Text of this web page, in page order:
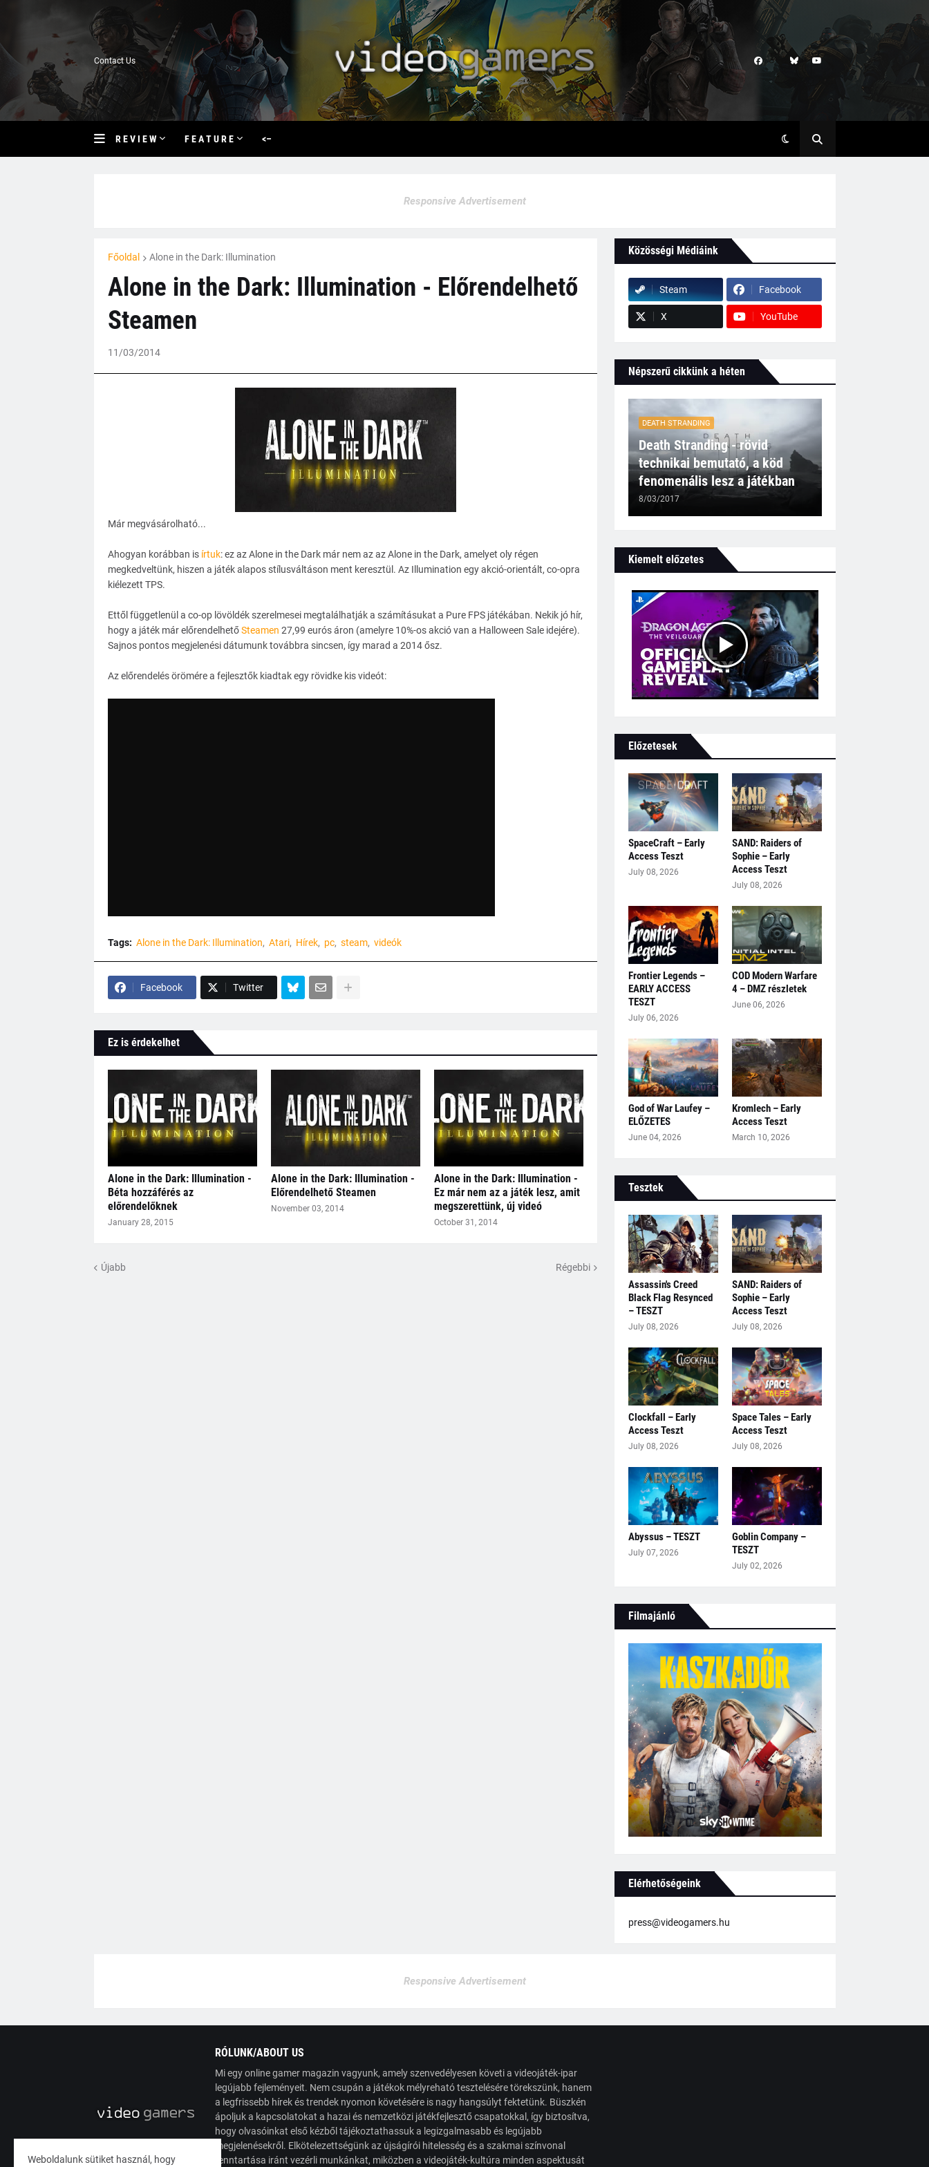
Contact Us
R E V I E W F E A T U R E <–
Responsive Advertisement
Főoldal Alone in the Dark: Illumination
Alone in the Dark: Illumination - Előrendelhető
Steamen
11/03/2014
Már megvásárolható...
Ahogyan korábban is írtuk: ez az Alone in the Dark már nem az az Alone in the Dark, amelyet oly régen
megkedveltünk, hiszen a játék alapos stílusváltáson ment keresztül. Az Illumination egy akció-orientált, co-opra
kiélezett TPS.
Ettől függetlenül a co-op lövöldék szerelmesei megtalálhatják a számításukat a Pure FPS játékában. Nekik jó hír,
hogy a játék már előrendelhetőSteamen 27,99 eurós áron (amelyre 10%-os akció van a Halloween Sale idejére).
Sajnos pontos megjelenési dátumunk továbbra sincsen, így marad a 2014 ősz.
Az előrendelés örömére a fejlesztők kiadtak egy rövidke kis videót:
Tags: Alone in the Dark: Illumination Atari Hírek pc steam videók
Facebook Twitter
Ez is érdekelhet
Alone in the Dark: Illumination -
Béta hozzáférés az
előrendelőknek
January 28, 2015
Alone in the Dark: Illumination -
Előrendelhető Steamen
November 03, 2014
Alone in the Dark: Illumination -
Ez már nem az a játék lesz, amit
megszerettünk, új videó
October 31, 2014
Újabb Régebbi
Közösségi Médiáink
Steam Facebook
X YouTube
Népszerű cikkünk a héten
DEATH STRANDING
Death Stranding - rövid
technikai bemutató, a köd
fenomenális lesz a játékban
8/03/2017
Kiemelt előzetes
Előzetesek
SpaceCraft – Early
Access Teszt
July 08, 2026
SAND: Raiders of
Sophie – Early
Access Teszt
July 08, 2026
Frontier Legends –
EARLY ACCESS
TESZT
July 06, 2026
COD Modern Warfare
4 – DMZ részletek
June 06, 2026
God of War Laufey –
ELŐZETES
June 04, 2026
Kromlech – Early
Access Teszt
March 10, 2026
Tesztek
Assassin's Creed
Black Flag Resynced
– TESZT
July 08, 2026
SAND: Raiders of
Sophie – Early
Access Teszt
July 08, 2026
Clockfall – Early
Access Teszt
July 08, 2026
Space Tales – Early
Access Teszt
July 08, 2026
Abyssus – TESZT
July 07, 2026
Goblin Company –
TESZT
July 02, 2026
Filmajánló
Elérhetőségeink
press@videogamers.hu
Responsive Advertisement
RÓLUNK/ABOUT US
Mi egy online gamer magazin vagyunk, amely szenvedélyesen követi a videojáték-ipar
legújabb fejleményeit. Nem csupán a játékok mélyreható tesztelésére törekszünk, hanem
a legfrissebb hírek és trendek nyomon követésére is nagy hangsúlyt fektetünk. Büszkén
ápoljuk a kapcsolatokat a hazai és nemzetközi játékfejlesztő csapatokkal, így biztosítva,
hogy olvasóinkat első kézből tájékoztathassuk a legizgalmasabb és legújabb
megjelenésekről. Elkötelezettségünk az újságírói hitelesség és a szakmai színvonal
fenntartása iránt vezérli munkánkat, miközben a videojáték-kultúra minden aspektusát
Weboldalunk sütiket használ, hogy